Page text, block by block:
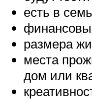
есть в
размера
места
дом или